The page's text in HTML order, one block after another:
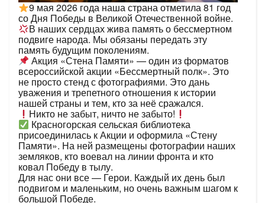
9 мая 2026 года наша страна отметила 81 год
со Дня Победы в Великой Отечественной войне.
В наших сердцах жива память о бессмертном
подвиге народа. Мы обязаны передать эту
память будущим поколениям.
Акция «Стена Памяти» — один из форматов
всероссийской акции «Бессмертный полк». Это
не просто стенд с фотографиями. Это дань
уважения и трепетного отношения к истории
нашей страны и тем, кто за неё сражался.
Никто не забыт, ничто не забыто!
Красногорская сельская библиотека
присоединилась к Акции и оформила «Стену
Памяти». На ней размещены фотографии наших
земляков, кто воевал на линии фронта и кто
ковал Победу в тылу.
Для нас они все — Герои. Каждый их день был
подвигом и маленьким, но очень важным шагом к
большой Победе.